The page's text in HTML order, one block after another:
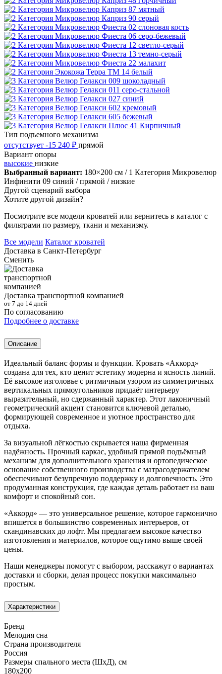
Тип подъемного механизма
отсутствует -15 240 ₽ прямой
Вариант опоры
высокие низкие
Выбранный вариант: 180×200 см / 1 Категория Микровелюр
Инфинити 09 синий / прямой / низкие
Другой сценарий выбора
Хотите другой дизайн?
Посмотрите все модели кроватей или вернитесь в каталог с
фильтрами по размеру, ткани и механизму.
Все модели Каталог кроватей
Доставка в Санкт-Петербург
Сменить
Доставка транспортной компанией
от 7 до 14 дней
По согласованию
Подробнее о доставке
Описание
Идеальный баланс формы и функции. Кровать «Аккорд»
создана для тех, кто ценит эстетику модерна и ясность линий.
Её высокое изголовье с ритмичным узором из симметричных
вертикальных прямоугольников придаёт интерьеру
выразительный, но сдержанный характер. Этот лаконичный
геометрический акцент становится ключевой деталью,
формирующей современное и уютное пространство для
отдыха.
За визуальной лёгкостью скрывается наша фирменная
надёжность. Прочный каркас, удобный прямой подъёмный
механизм для дополнительного хранения и ортопедическое
основание собственного производства с матрасодержателем
обеспечивают безупречную поддержку и долговечность. Это
продуманная конструкция, где каждая деталь работает на ваш
комфорт и спокойный сон.
«Аккорд» — это универсальное решение, которое гармонично
впишется в большинство современных интерьеров, от
скандинавских до лофт. Мы предлагаем высокое качество
изготовления и материалов, которое ощутимо выше своей
цены.
Наши менеджеры помогут с выбором, расскажут о вариантах
доставки и сборки, делая процесс покупки максимально
простым.
Характеристики
Бренд
Мелодия сна
Страна производителя
Россия
Размеры спального места (ШхД), см
180х200